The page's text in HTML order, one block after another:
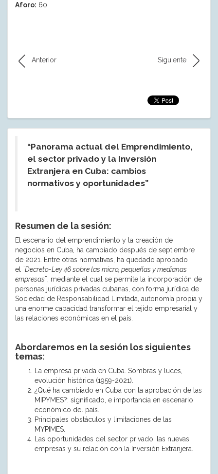
Aforo: 60
Anterior Siguiente
“Panorama actual del Emprendimiento,
el sector privado y la Inversión
Extranjera en Cuba: cambios
normativos y oportunidades”
Resumen de la sesión:
El escenario del emprendimiento y la creación de
negocios en Cuba, ha cambiado después de septiembre
de 2021. Entre otras normativas, ha quedado aprobado
el
¨Decreto-Ley 46 sobre las micro, pequeñas y medianas
empresas¨, mediante el cual se permite la incorporación de
personas jurídicas privadas cubanas, con forma jurídica de
Sociedad de Responsabilidad Limitada, autonomía propia y
una enorme capacidad transformar el tejido empresarial y
las relaciones económicas en el país.
Abordaremos en la sesión los siguientes
temas:
La empresa privada en Cuba. Sombras y luces,
evolución histórica (1959-2021).
¿Qué ha cambiado en Cuba con la aprobación de las
MIPYMES?: significado, e importancia en escenario
económico del país.
Principales obstáculos y limitaciones de las
MYPIMES.
Las oportunidades del sector privado, las nuevas
empresas y su relación con la Inversión Extranjera.